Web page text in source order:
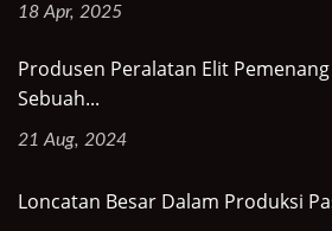
18 Apr, 2025
Produsen Peralatan Elit
Sebuah...
21 Aug, 2024
Loncatan Besar Dalam Produksi